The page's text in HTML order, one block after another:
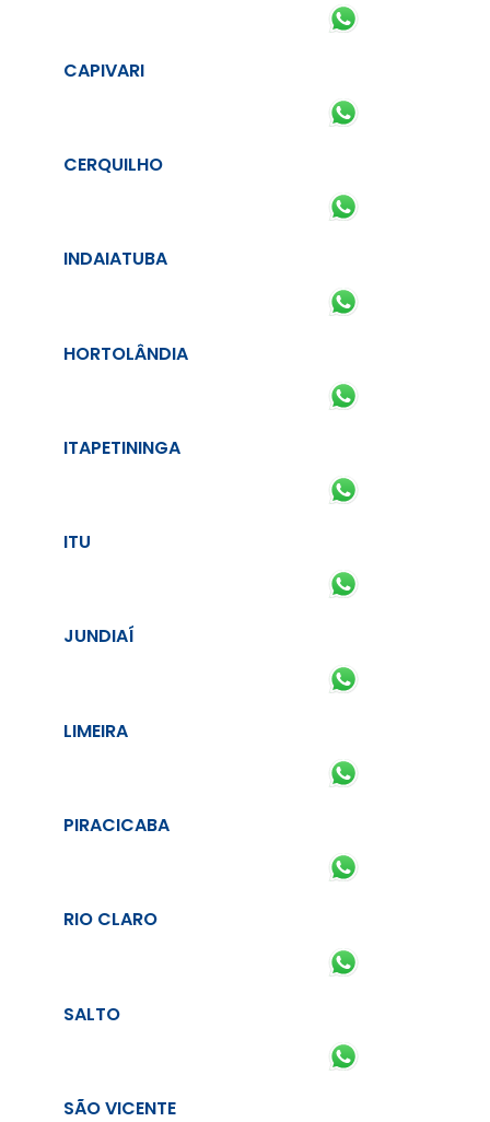
CAPIVARI
CERQUILHO
INDAIATUBA
HORTOLÂNDIA
ITAPETININGA
ITU
JUNDIAÍ
LIMEIRA
PIRACICABA
RIO CLARO
SALTO
SÃO VICENTE